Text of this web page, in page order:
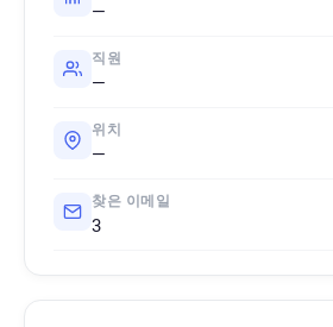
—
직원
—
위치
—
찾은 이메일
3